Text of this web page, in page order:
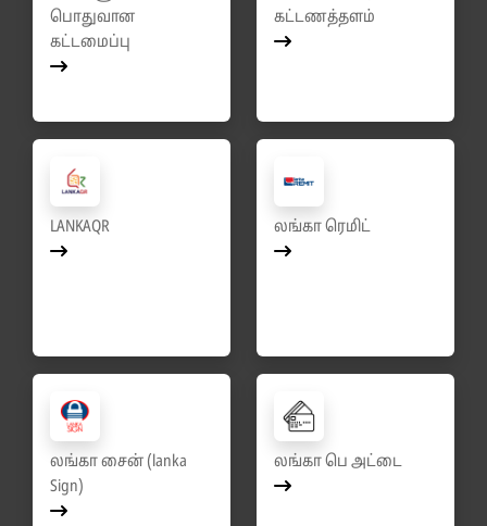
பொதுவான
கட்டமைப்பு
கட்டணத்தளம்
LANKAQR லங்கா ரெமிட்
லங்கா சைன் (lanka
Sign)
லங்கா பெ அட்டை